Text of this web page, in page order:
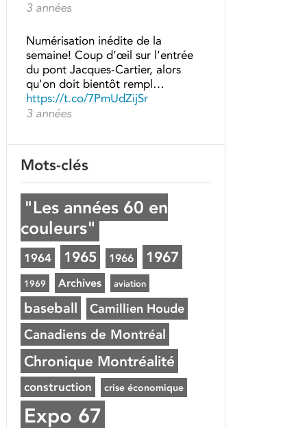
3 années
Numérisation inédite de la
semaine! Coup d’œil sur l’entrée
du pont Jacques-Cartier, alors
qu'on doit bientôt rempl…
https://t.co/7PmUdZijSr
3 années
Mots-clés
"Les années 60 en
couleurs"
1964 1965 1966 1967
1969 Archives aviation
baseball Camillien Houde
Canadiens de Montréal
Chronique Montréalité
construction crise économique
Expo 67